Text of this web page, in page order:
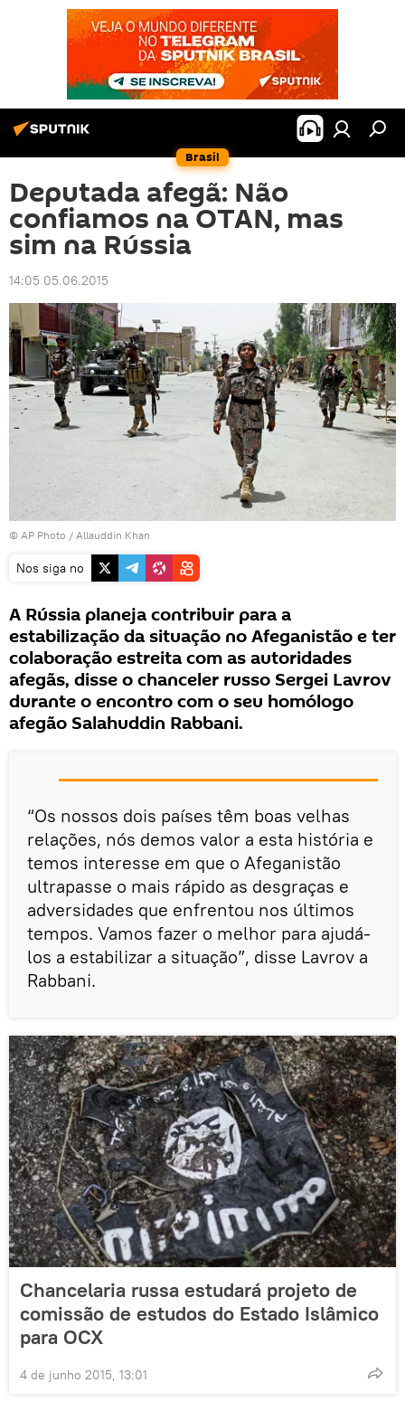
Brasil
Deputada afegã: Não
confiamos na OTAN, mas
sim na Rússia
14:05 05.06.2015
© AP Photo / Allauddin Khan
Nos siga no
A Rússia planeja contribuir para a
estabilização da situação no Afeganistão e ter
colaboração estreita com as autoridades
afegãs, disse o chanceler russo Sergei Lavrov
durante o encontro com o seu homólogo
afegão Salahuddin Rabbani.
“Os nossos dois países têm boas velhas
relações, nós demos valor a esta história e
temos interesse em que o Afeganistão
ultrapasse o mais rápido as desgraças e
adversidades que enfrentou nos últimos
tempos. Vamos fazer o melhor para ajudá-
los a estabilizar a situação”, disse Lavrov a
Rabbani.
Chancelaria russa estudará projeto de
comissão de estudos do Estado Islâmico
para OCX
4 de junho 2015, 13:01